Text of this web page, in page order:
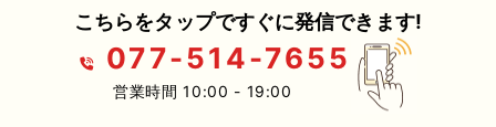
こちらをタップですぐに発信できます!
077-514-7655
営業時間 10:00 - 19:00